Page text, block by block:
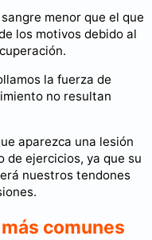
menor que el que
los motivos debido al
la fuerza de
no resultan
aparezca una lesión
de ejercicios, ya que su
nuestros tendones
comunes